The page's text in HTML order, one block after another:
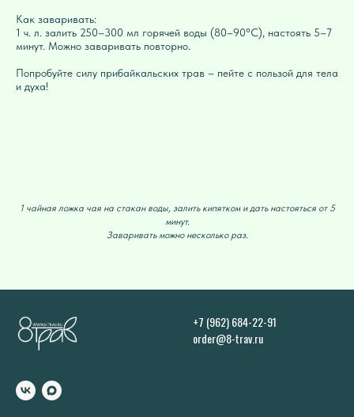
Как заваривать:
1 ч. л. залить 250–300 мл горячей воды (80–90°C), настоять 5–7
минут. Можно заваривать повторно.
Попробуйте силу прибайкальских трав – пейте с пользой для тела
и духа!
1 чайная ложка чая на стакан воды, залить кипятком и дать настояться от 5
минут.
Заваривать можно несколько раз.
+7 (962) 684-22-91
order@8-trav.ru